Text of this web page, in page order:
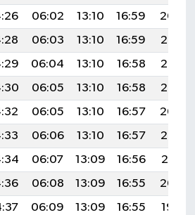
06:02 13:10 16:59
20:09
06:03 13:10 16:59
20:08
06:04 13:10 16:58
20:07
06:05 13:10 16:58
20:05
06:05 13:10 16:57
20:04
06:06 13:10 16:57
20:03
06:07 13:09 16:56
20:01
06:08 13:09 16:55
20:00
06:09 13:09 16:55
19:59